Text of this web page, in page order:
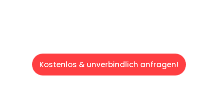
Kostenlos & unverbindlich anfragen!